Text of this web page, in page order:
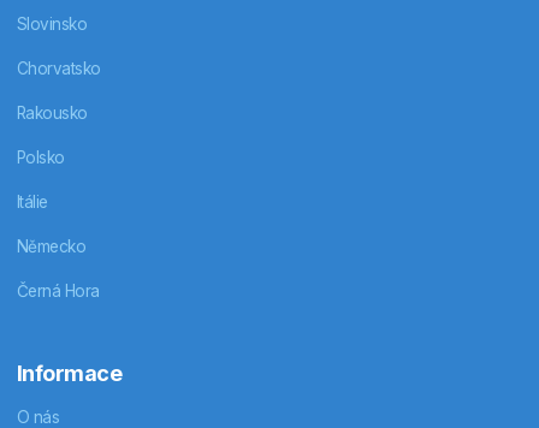
Slovinsko
Chorvatsko
Rakousko
Polsko
Itálie
Německo
Černá Hora
Informace
O nás